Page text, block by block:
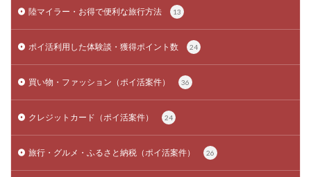
陸マイラー・お得で便利な旅行方法 13
ポイ活利用した体験談・獲得ポイント数 24
買い物・ファッション（ポイ活案件） 36
クレジットカード（ポイ活案件） 24
旅行・グルメ・ふるさと納税（ポイ活案件） 26